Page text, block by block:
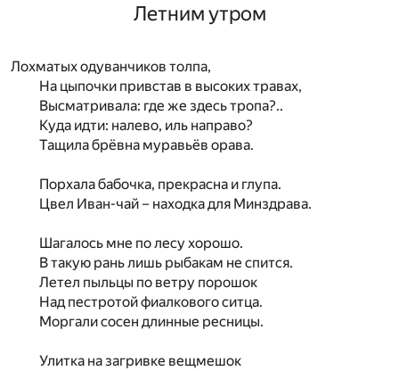
Летним утром
Лохматых одуванчиков толпа,
На цыпочки привстав в высоких травах,
Высматривала: где же здесь тропа?..
Куда идти: налево, иль направо?
Тащила брёвна муравьёв орава.
Порхала бабочка, прекрасна и глупа.
Цвел Иван-чай – находка для Минздрава.
Шагалось мне по лесу хорошо.
В такую рань лишь рыбакам не спится.
Летел пыльцы по ветру порошок
Над пестротой фиалкового ситца.
Моргали сосен длинные ресницы.
Улитка на загривке вещмешок